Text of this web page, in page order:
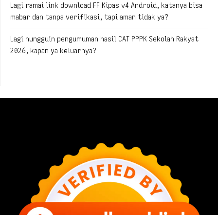
Lagi ramai link download FF Kipas v4 Android, katanya bisa
mabar dan tanpa verifikasi, tapi aman tidak ya?
Lagi nungguin pengumuman hasil CAT PPPK Sekolah Rakyat
2026, kapan ya keluarnya?